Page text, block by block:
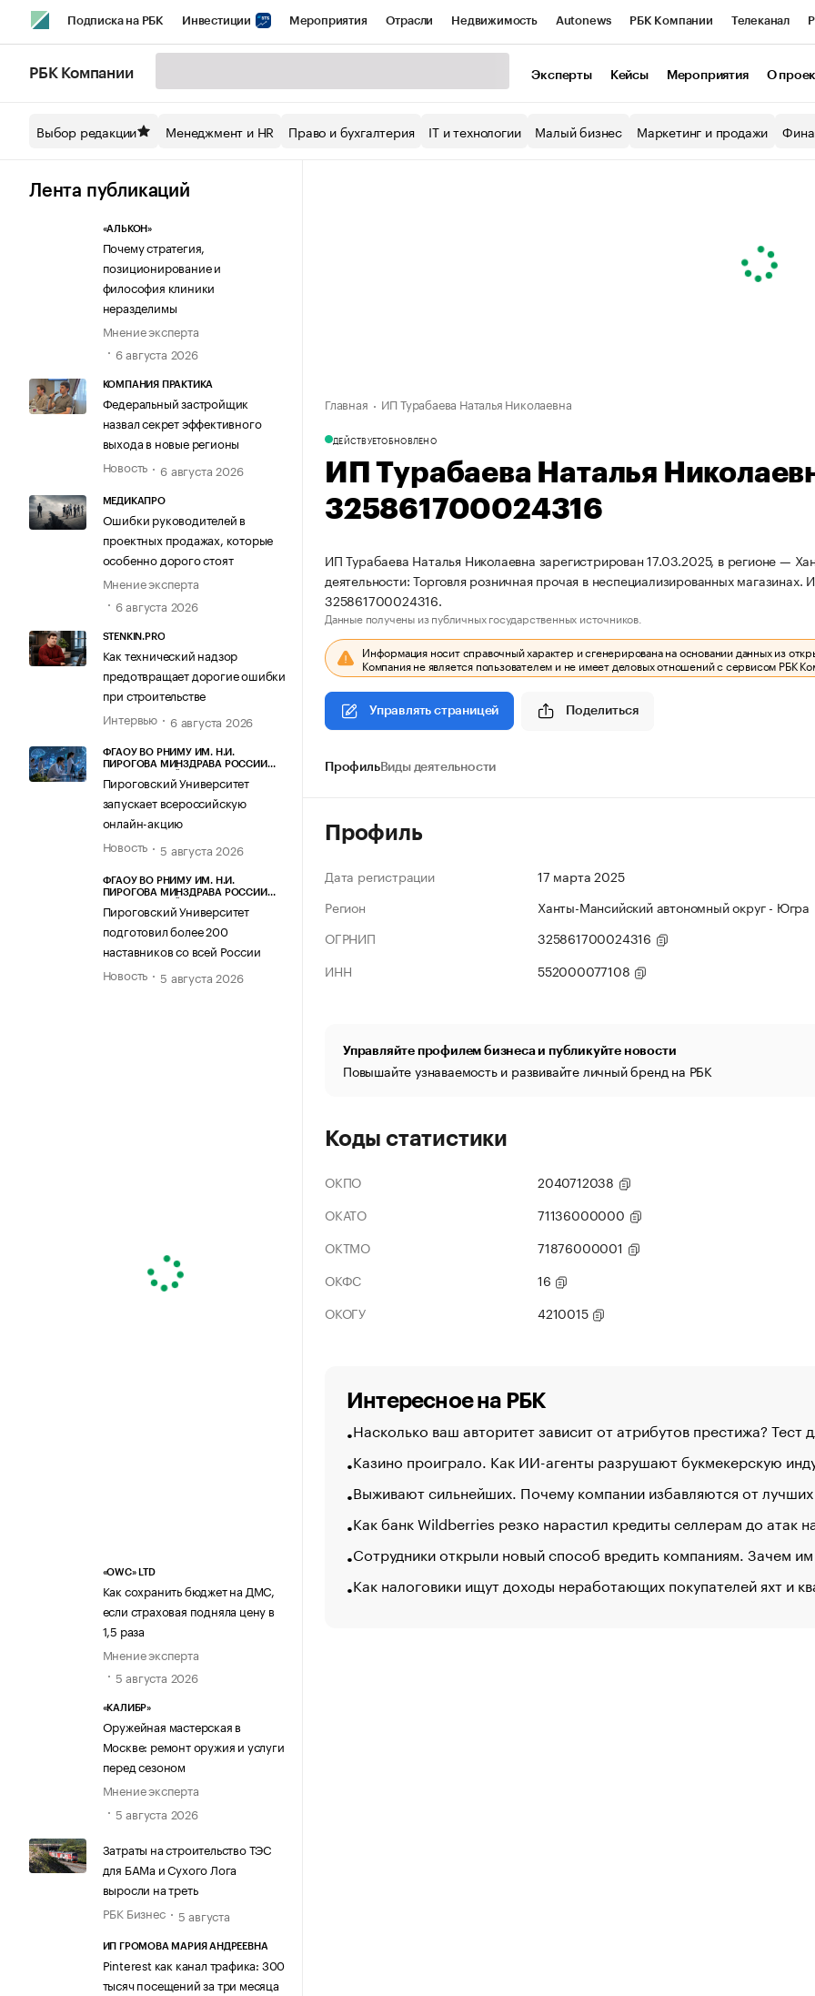
Подписка на РБК Инвестиции Мероприятия Отрасли Недвижимость Autonews РБК Компании Телеканал
Спецпроекты СПб Конференции СПб Спецпроекты Экономика Бизнес
Технологии и медиа
РБК Компании Эксперты Кейсы Мероприятия О
Выбор редакции Менеджмент и HR Право и бухгалтерия IT и технологии Малый бизнес Маркетинг и продажи
Лента публикаций
«АЛЬКОН»
Почему стратегия,
позиционирование и
философия клиники
неразделимы
Мнение эксперта
6 августа 2026
КОМПАНИЯ ПРАКТИКА
Федеральный застройщик
назвал секрет эффективного
выхода в новые регионы
Новость
6 августа 2026
МЕДИКАПРО
Ошибки руководителей в
проектных продажах, которые
особенно дорого стоят
Мнение эксперта
6 августа 2026
STENKIN.PRO
Как технический надзор
предотвращает дорогие ошибки
при строительстве
Интервью
6 августа 2026
ФГАОУ ВО РНИМУ ИМ. Н.И.
ПИРОГОВА МИНЗДРАВА РОССИИ
Пироговский Университет
запускает всероссийскую
онлайн-акцию
Новость
5 августа 2026
ФГАОУ ВО РНИМУ ИМ. Н.И.
ПИРОГОВА МИНЗДРАВА РОССИИ
Пироговский Университет
подготовил более 200
наставников со всей России
Новость
5 августа 2026
«OWC» LTD
Как сохранить бюджет на ДМС,
если страховая подняла цену в
1,5 раза
Мнение эксперта
5 августа 2026
«КАЛИБР»
Оружейная мастерская в
Москве: ремонт оружия и услуги
перед сезоном
Мнение эксперта
5 августа 2026
Затраты на строительство ТЭС
для БАМа и Сухого Лога
выросли на треть
РБК Бизнес
5 августа
ИП ГРОМОВА МАРИЯ АНДРЕЕВНА
Pinterest как канал трафика: 300
тысяч посещений за три месяца
Главная ИП Турабаева Наталья Николаевна
ДЕЙСТВУЕТОБНОВЛЕНО
ИП Турабаева Наталья
325861700024316
ИП Турабаева Наталья Николаевна зарегистрирован 17.03.2025, в регионе —
деятельности: Торговля розничная прочая в неспециализированных
325861700024316.
Данные получены из публичных государственных источников.
Информация носит справочный характер и сгенерирована на основании данных из
Компания не является пользователем и не имеет деловых отношений с сервисом РБК
Управлять страницей Поделиться
ПрофильВиды деятельности
Профиль
Дата регистрации
17 марта 2025
Регион
Ханты-Мансийский автономный округ - Югра
ОГРНИП
325861700024316
ИНН
552000077108
Управляйте профилем бизнеса и публикуйте новости
Повышайте узнаваемость и развивайте личный бренд на РБК
Коды статистики
ОКПО
2040712038
ОКАТО
71136000000
ОКТМО
71876000001
ОКФС
16
ОКОГУ
4210015
Интересное на РБК
Насколько ваш авторитет зависит от атрибутов престижа? Тест
Казино проиграло. Как ИИ-агенты разрушают букмекерскую
Выживают сильнейших. Почему компании избавляются от лучших
Как банк Wildberries резко нарастил кредиты селлерам до атак
Сотрудники открыли новый способ вредить компаниям. Зачем
Как налоговики ищут доходы неработающих покупателей яхт и